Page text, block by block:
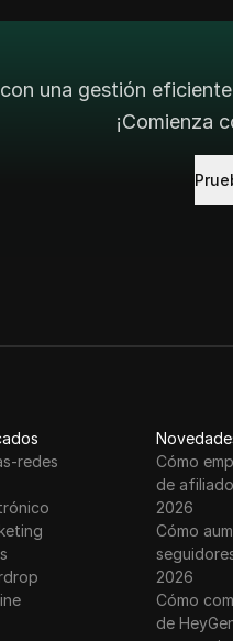
una gestión
¡Comienza
redes
Cómo
de
2026
Cómo
2026
Cómo
de